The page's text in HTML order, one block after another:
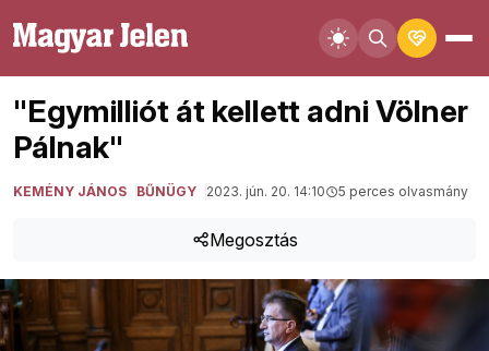
"Egymilliót át kellett adni Völner
Pálnak"
KEMÉNY JÁNOS BŰNÜGY 2023. jún. 20. 14:10 5 perces olvasmány
Megosztás